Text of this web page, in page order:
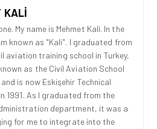
KALI
My name is Mehmet Kali. In the
known as "Kali". I graduated from
aviation training school in Turkey,
as the Civil Aviation School
is now Eskişehir Technical
1991. As I graduated from the
department, it was a
for me to integrate into the